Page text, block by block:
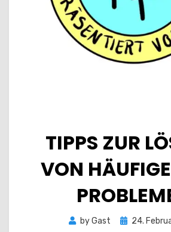
TIPPS ZUR
VON
byGast
Posted
24.